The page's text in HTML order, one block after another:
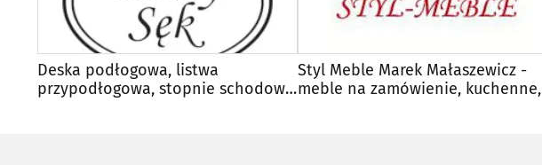
Deska podłogowa, listwa
przypodłogowa, stopnie schodowe
Styl Meble Marek Małaszewicz -
meble na zamówienie, kuchenne,